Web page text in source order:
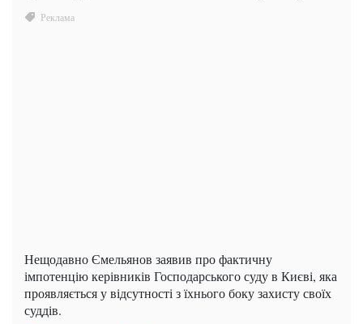
Нещодавно Ємельянов заявив про фактичну
імпотенцію керівників Господарського суду в Києві, яка
проявляється у відсутності з їхнього боку захисту своїх
суддів.